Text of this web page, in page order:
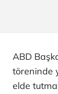
ABD
töreninde
elde